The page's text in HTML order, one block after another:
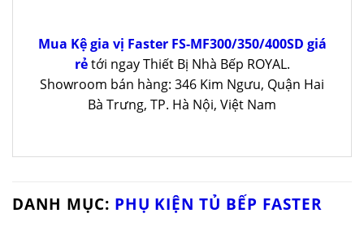
Mua Kệ gia vị Faster FS-MF300/350/400SD giá
rẻtới ngay Thiết Bị Nhà Bếp ROYAL.
Showroom bán hàng: 346 Kim Ngưu, Quận Hai
Bà Trưng, TP. Hà Nội, Việt Nam
DANH MỤC: PHỤ KIỆN TỦ BẾP FASTER